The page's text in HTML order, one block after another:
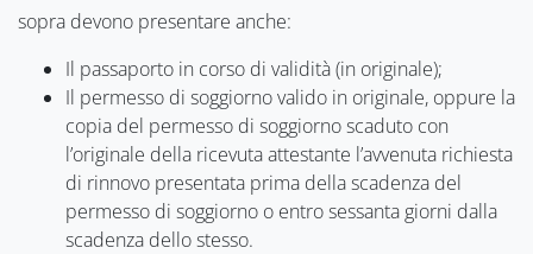
sopra devono presentare anche:
Il passaporto in corso di validità (in originale);
Il permesso di soggiorno valido in originale, oppure la
copia del permesso di soggiorno scaduto con
l’originale della ricevuta attestante l’avvenuta richiesta
di rinnovo presentata prima della scadenza del
permesso di soggiorno o entro sessanta giorni dalla
scadenza dello stesso.